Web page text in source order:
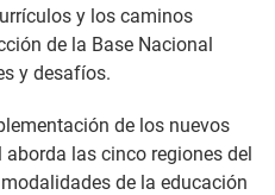
y los caminos
de la Base Nacional
y desafíos.
de los nuevos
las cinco regiones del
de la educación